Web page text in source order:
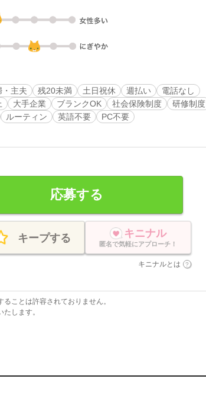
・主夫 残20未満 土日祝休 週払い
電話なし
大手企業 ブランクOK 社会保険制度
研修制度
ルーティン 英語不要 PC不要
応募する
キープする キニナル
匿名で気軽にアプローチ！
キニナルとは
ことは許容されておりません。
します。